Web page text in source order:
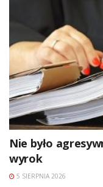
Nie było
wyrok
5 SIERPNIA 2026